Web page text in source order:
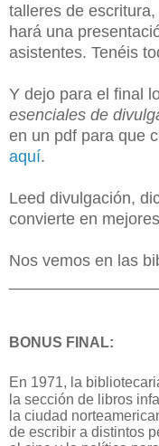
talleres de
hará una
asistentes. Tenéis
Y dejo para el final
esenciales de
en un pdf para que
aquí.
Leed divulgación,
convierte en
Nos vemos en las
BONUS FINAL:
En 1971, la
la sección de libros
la ciudad
de escribir a distintos